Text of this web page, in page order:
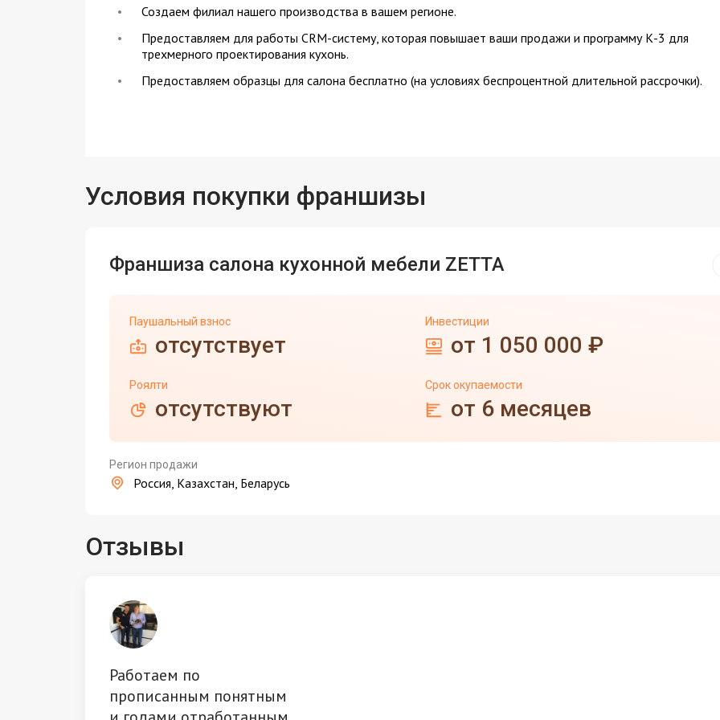
Создаем филиал нашего производства в вашем регионе.
Предоставляем для работы CRM-систему, которая повышает ваши продажи и программу К-3 для
трехмерного проектирования кухонь.
Предоставляем образцы для салона бесплатно (на условиях беспроцентной длительной рассрочки).
Условия покупки франшизы
Франшиза салона кухонной мебели ZETTA
Паушальный взнос
отсутствует
Инвестиции
от 1 050 000 ₽
Роялти
отсутствуют
Срок окупаемости
от 6 месяцев
Регион продажи
Россия, Казахстан, Беларусь
Отзывы
Работаем по
прописанным понятным